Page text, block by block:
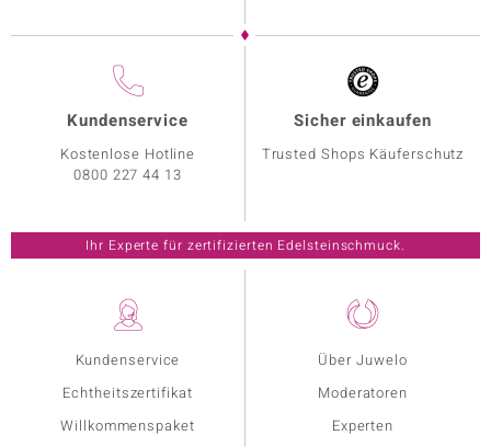
Kundenservice
Echtheitszertifikat
Willkommenspaket
Über Juwelo
Moderatoren
Experten
Kundenservice
Kostenlose Hotline
0800 227 44 13
Sicher einkaufen
Trusted Shops Käuferschutz
Ihr Experte für zertifizierten Edelsteinschmuck.